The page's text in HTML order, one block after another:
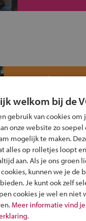
Test je kennis
Verkeersspel!
Speel het Fiets Veilig
en win een Cortina-
In de winkel
plek!
Ontdek via het
op de winkelvloer,
anders is!
welkom bij de
gebruik van cookies om
onze website zo soepel
mogelijk te maken.
alles op rolletjes loopt
aan. Als je ons groen
kunnen we je de
Je kunt ook zelf
cookies je wel en niet
Meer informatie vind